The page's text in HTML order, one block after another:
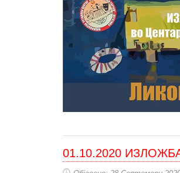
01.10.2020